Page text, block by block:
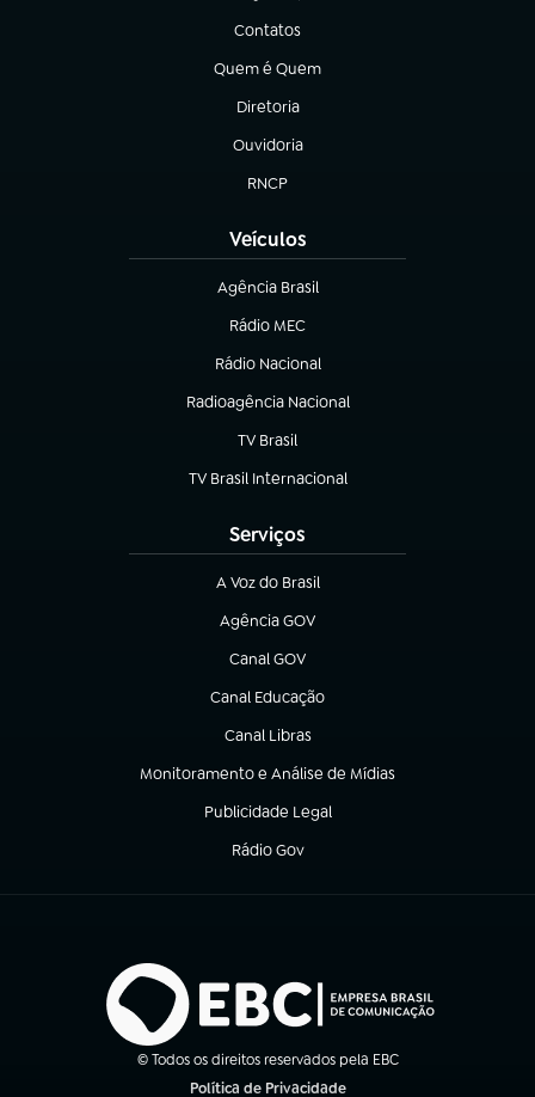
Contatos
(abre em nova aba)
Quem é Quem
(abre em nova aba)
Diretoria
(abre em nova aba)
Ouvidoria
(abre em nova aba)
RNCP
(abre em nova aba)
Veículos
Agência Brasil
(abre em nova aba)
Rádio MEC
(abre em nova aba)
Rádio Nacional
Radioagência Nacional
(abre em nova aba)
TV Brasil
(abre em nova aba)
TV Brasil Internacional
(abre em nova aba)
Serviços
A Voz do Brasil
(abre em nova aba)
Agência GOV
(abre em nova aba)
Canal GOV
(abre em nova aba)
Canal Educação
(abre em nova aba)
Canal Libras
(abre em nova aba)
Monitoramento e Análise de Mídias
(abre em nova aba)
Publicidade Legal
(abre em nova aba)
Rádio Gov
(abre em nova aba)
© Todos os direitos reservados pela EBC
Política de Privacidade